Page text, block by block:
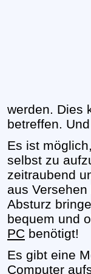
werden. Dies
betreffen.
Es ist
selbst zu
zeitraubend
aus
Absturz
bequem und
PC benötigt!
Es gibt eine
Computer